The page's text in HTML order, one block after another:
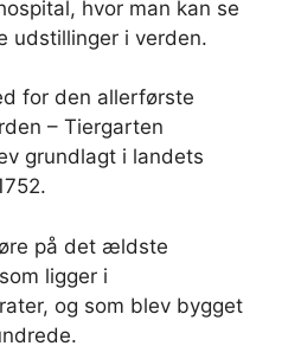
hvor man kan se
udstillinger i verden.
for den allerførste
– Tiergarten
grundlagt i landets
på det ældste
ligger i
og som blev bygget